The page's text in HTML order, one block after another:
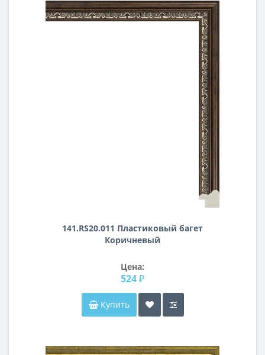
141.RS20.011 Пластиковый багет
Коричневый
Цена:
524 ₽
Купить